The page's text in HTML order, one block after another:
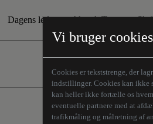
Vi bruger cookies
Cookies er tekststrenge, der
indstillinger. Cookies kan ikke
kan heller ikke fortælle os
eventuelle partnere med at
trafikmåling og målretning af
Dagens leder Aktuelt Tema
Den borgelige
Humaniora forfra
Store Danskere